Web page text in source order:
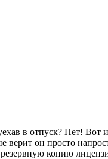
в отпуск? Нет! Вот
верит он просто
копию